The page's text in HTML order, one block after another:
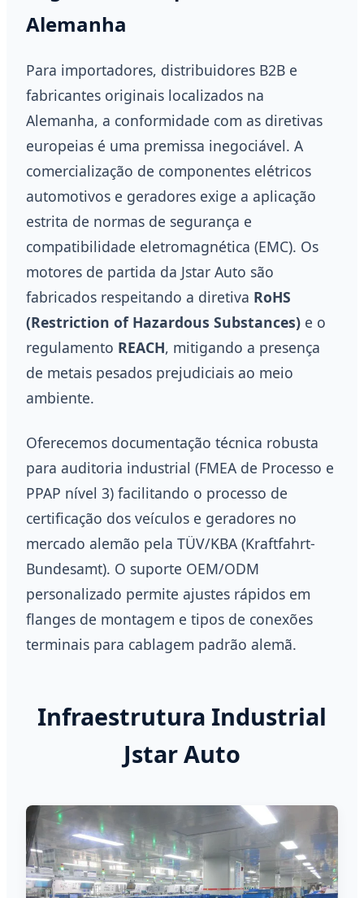
Alemanha
Para importadores, distribuidores B2B e
fabricantes originais localizados na
Alemanha, a conformidade com as diretivas
europeias é uma premissa inegociável. A
comercialização de componentes elétricos
automotivos e geradores exige a aplicação
estrita de normas de segurança e
compatibilidade eletromagnética (EMC). Os
motores de partida da Jstar Auto são
fabricados respeitando a diretiva RoHS
(Restriction of Hazardous Substances) e o
regulamento REACH, mitigando a presença
de metais pesados prejudiciais ao meio
ambiente.
Oferecemos documentação técnica robusta
para auditoria industrial (FMEA de Processo e
PPAP nível 3) facilitando o processo de
certificação dos veículos e geradores no
mercado alemão pela TÜV/KBA (Kraftfahrt-
Bundesamt). O suporte OEM/ODM
personalizado permite ajustes rápidos em
flanges de montagem e tipos de conexões
terminais para cablagem padrão alemã.
Infraestrutura Industrial
Jstar Auto